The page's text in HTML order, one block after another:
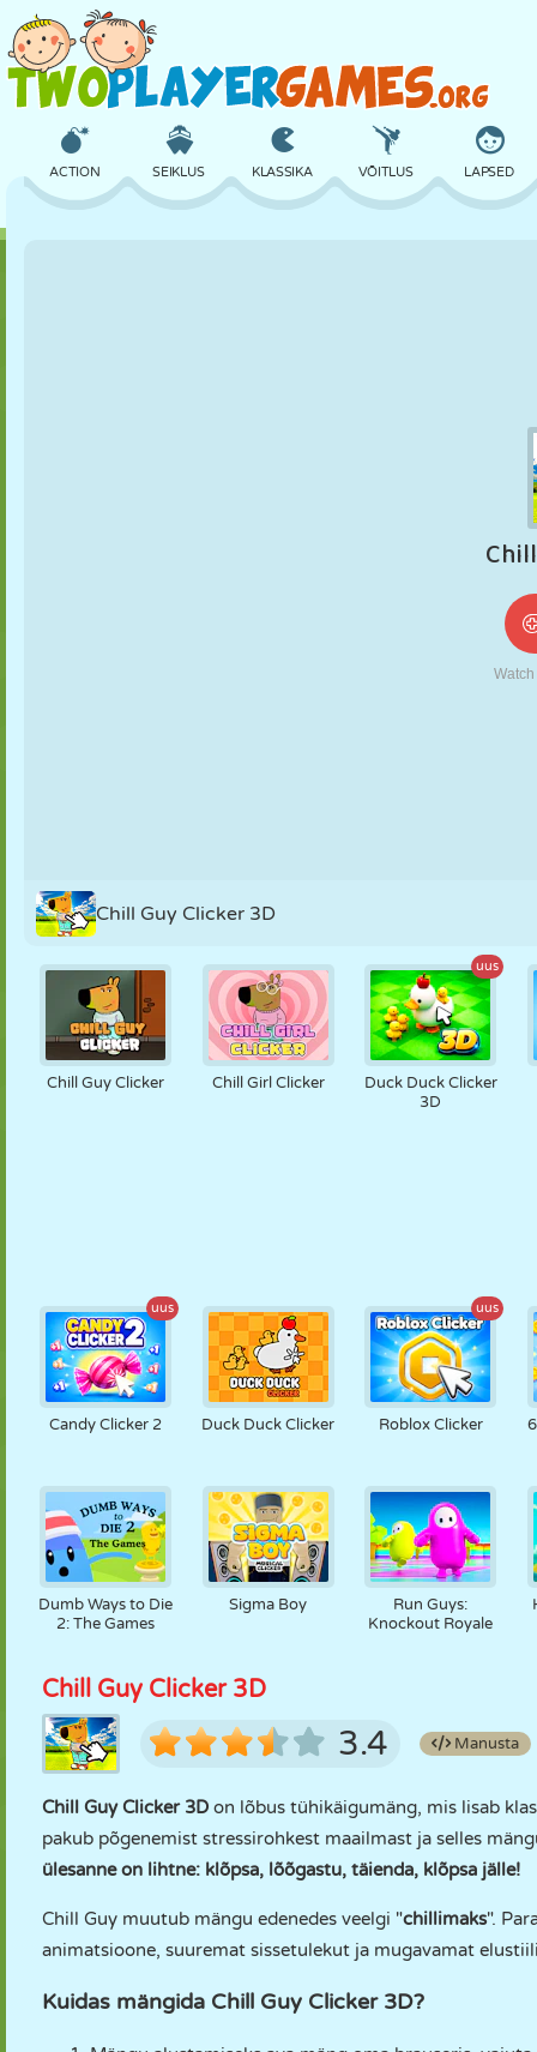
ACTION SEIKLUS KLASSIKA VÕITLUS LAPSED
ROBOT
TRULL
Chill Guy Clicker 3D
Chill Guy Clicker Chill Girl Clicker
uus
Duck Duck Clicker
3D
uus
Candy Clicker 2 Duck Duck Clicker
uus
Roblox Clicker
Dumb Ways to Die
2: The Games
Sigma Boy
Run Guys:
Knockout Royale
Chill Guy Clicker 3D
3.4 Manusta
Chill Guy Clicker 3D on lõbus tühikäigumäng, mis lisab
pakub põgenemist stressirohkest maailmast ja selles
ülesanne on lihtne: klõpsa, lõõgastu, täienda, klõpsa jälle!
Chill Guy muutub mängu edenedes veelgi "chillimaks".
animatsioone, suuremat sissetulekut ja mugavamat
Kuidas mängida Chill Guy Clicker 3D?